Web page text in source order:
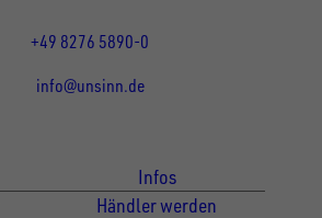
+49 8276 5890-0
info@unsinn.de
Infos
Händler werden